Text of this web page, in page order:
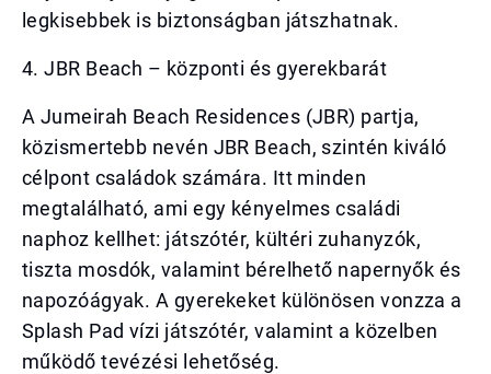
legkisebbek is biztonságban játszhatnak.
4. JBR Beach – központi és gyerekbarát
A Jumeirah Beach Residences (JBR) partja,
közismertebb nevén JBR Beach, szintén kiváló
célpont családok számára. Itt minden
megtalálható, ami egy kényelmes családi
naphoz kellhet: játszótér, kültéri zuhanyzók,
tiszta mosdók, valamint bérelhető napernyők és
napozóágyak. A gyerekeket különösen vonzza a
Splash Pad vízi játszótér, valamint a közelben
működő tevézési lehetőség.